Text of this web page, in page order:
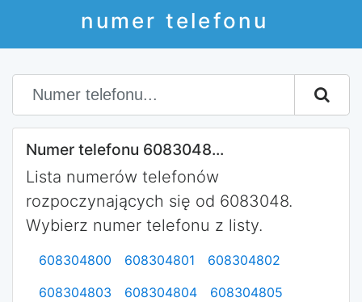
numer telefonu
Numer telefonu 6083048...
Lista numerów telefonów
rozpoczynających się od 6083048.
Wybierz numer telefonu z listy.
608304800 608304801
608304802
608304803
608304804
608304805